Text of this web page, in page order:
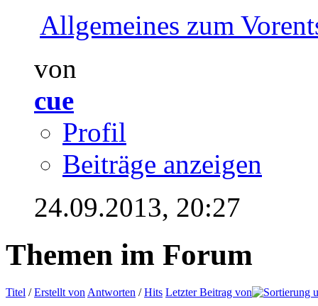
Allgemeines zum
von
cue
Profil
Beiträge anzeigen
24.09.2013, 20:27
Themen im Forum
Titel /Erstellt von Antworten /Hits Letzter Beitrag von